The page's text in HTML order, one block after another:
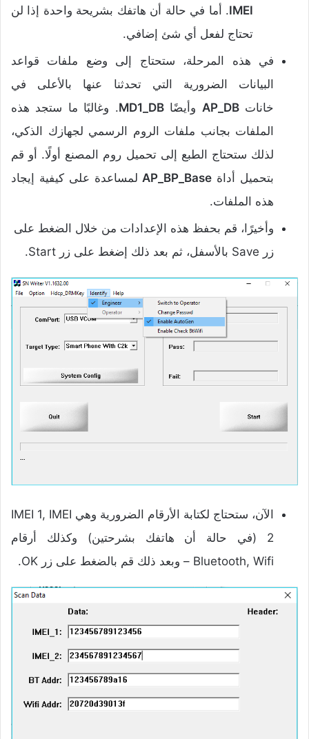
IMEI. أما في حالة أن هاتفك بشريحة واحدة إذا لن
تحتاج لفعل أي شئ إضافي.
في هذه المرحلة، ستحتاج إلى وضع ملفات قواعد
البيانات الضرورية التي تحدثنا عنها بالأعلى في
خاناتAP_DB وأيضًاMD1_DB. وغالبًا ما ستجد هذه
الملفات بجانب ملفات الروم الرسمي لجهازك الذكي،
لذلك ستحتاج الطبع إلى تحميل روم المصنع أولًا. أو قم
بتحميل أداة AP_BP_Base لمساعدة على كيفية إيجاد
هذه الملفات.
وأخيرًا، قم بحفظ هذه الإعدادات من خلال الضغط على
زر Save بالأسفل، ثم بعد ذلك إضغط على زر Start.
الآن، ستحتاج لكتابة الأرقام الضرورية وهي IMEI 1, IMEI
2 (في حالة أن هاتفك بشرحتين) وكذلك أرقام
Bluetooth, Wifi – وبعد ذلك قم بالضغط على زر OK.